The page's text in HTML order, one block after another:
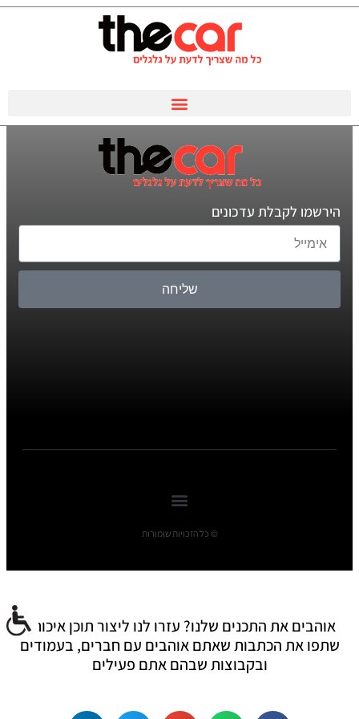
הירשמו לקבלת עדכונים
שליחה
© כל הזכויות שומורות
אוהבים את התכנים שלנו? עזרו לנו ליצור תוכן איכותי:
שתפו את הכתבות שאתם אוהבים עם חברים, בעמודים
ובקבוצות שבהם אתם פעילים